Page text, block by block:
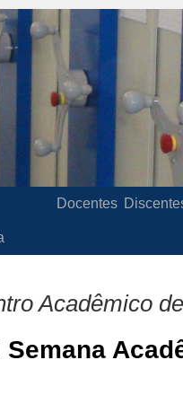
Docentes
Acadêmico
Semana